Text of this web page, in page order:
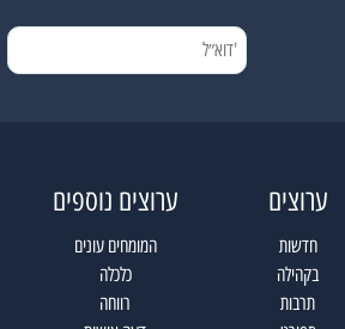
ערוצים
חדשות
בקהילה
תרבות
ערוצים נוספים
המומחים עונים
כלכלה
רווחה